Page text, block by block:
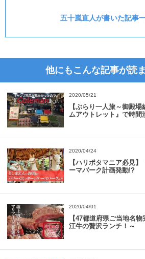
五十嵐直人が書いた記事
他にもこんな記事が読
2020/05/21
【ぶらり一人旅～御殿
ムアウトレット』で時間
2020/04/24
【ハリポタマニア必見
ーマパーク計画発動!?
2020/04/01
【47都道府県ご当地名
江牛の贅沢ランチ！～